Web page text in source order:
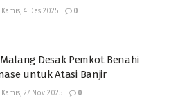
Kamis, 4 Des 2025 0
Desak Pemkot Benahi
untuk Atasi Banjir
Kamis, 27 Nov 2025 0